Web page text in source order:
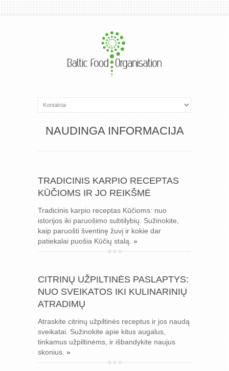
NAUDINGA INFORMACIJA
TRADICINIS KARPIO RECEPTAS
KŪČIOMS IR JO REIKŠMĖ
Tradicinis karpio receptas Kūčioms: nuo
istorijos iki paruošimo subtilybių. Sužinokite,
kaip paruošti šventinę žuvį ir kokie dar
patiekalai puošia Kūčių stalą. »
CITRINŲ UŽPILTINĖS PASLAPTYS:
NUO SVEIKATOS IKI KULINARINIŲ
ATRADIMŲ
Atraskite citrinų užpiltinės receptus ir jos naudą
sveikatai. Sužinokite apie kitus augalus,
tinkamus užpiltinėms, ir išbandykite naujus
skonius. »